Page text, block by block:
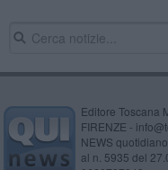
Editore Toscana
FIRENZE -
NEWS
al n. 5935 del